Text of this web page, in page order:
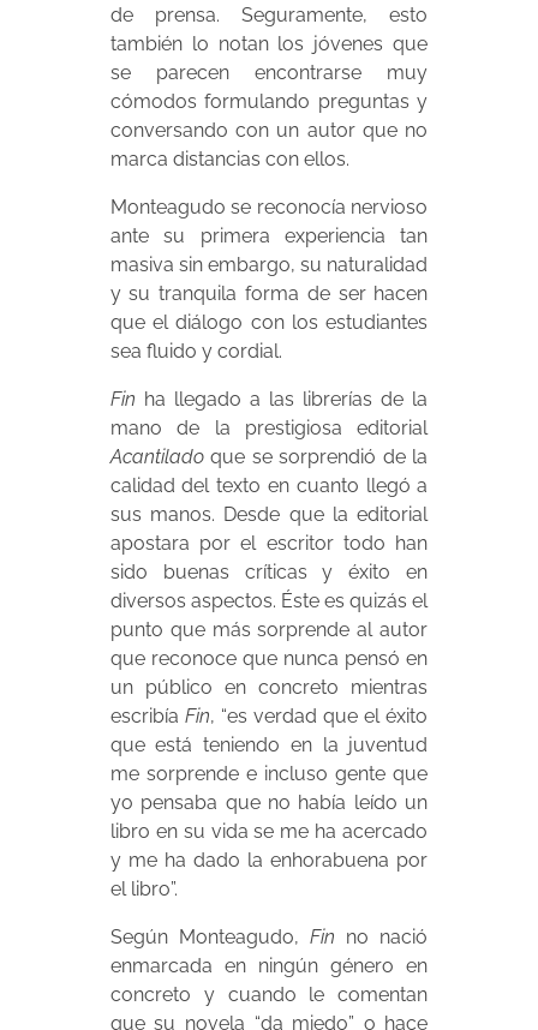
de prensa. Seguramente, esto
también lo notan los jóvenes que
se parecen encontrarse muy
cómodos formulando preguntas y
conversando con un autor que no
marca distancias con ellos.
Monteagudo se reconocía nervioso
ante su primera experiencia tan
masiva sin embargo, su naturalidad
y su tranquila forma de ser hacen
que el diálogo con los estudiantes
sea fluido y cordial.
Fin ha llegado a las librerías de la
mano de la prestigiosa editorial
Acantiladoque se sorprendió de la
calidad del texto en cuanto llegó a
sus manos. Desde que la editorial
apostara por el escritor todo han
sido buenas críticas y éxito en
diversos aspectos. Éste es quizás el
punto que más sorprende al autor
que reconoce que nunca pensó en
un público en concreto mientras
escribía Fin, “es verdad que el éxito
que está teniendo en la juventud
me sorprende e incluso gente que
yo pensaba que no había leído un
libro en su vida se me ha acercado
y me ha dado la enhorabuena por
el libro”.
Según Monteagudo, Fin no nació
enmarcada en ningún género en
concreto y cuando le comentan
que su novela “da miedo” o hace